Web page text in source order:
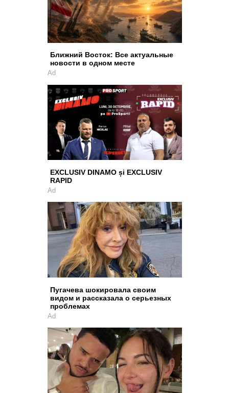
Ближний Восток: Все актуальные
новости в одном месте
Ad
EXCLUSIV DINAMO și EXCLUSIV
RAPID
Ad
Пугачева шокировала своим
видом и рассказала о серьезных
проблемах
Ad